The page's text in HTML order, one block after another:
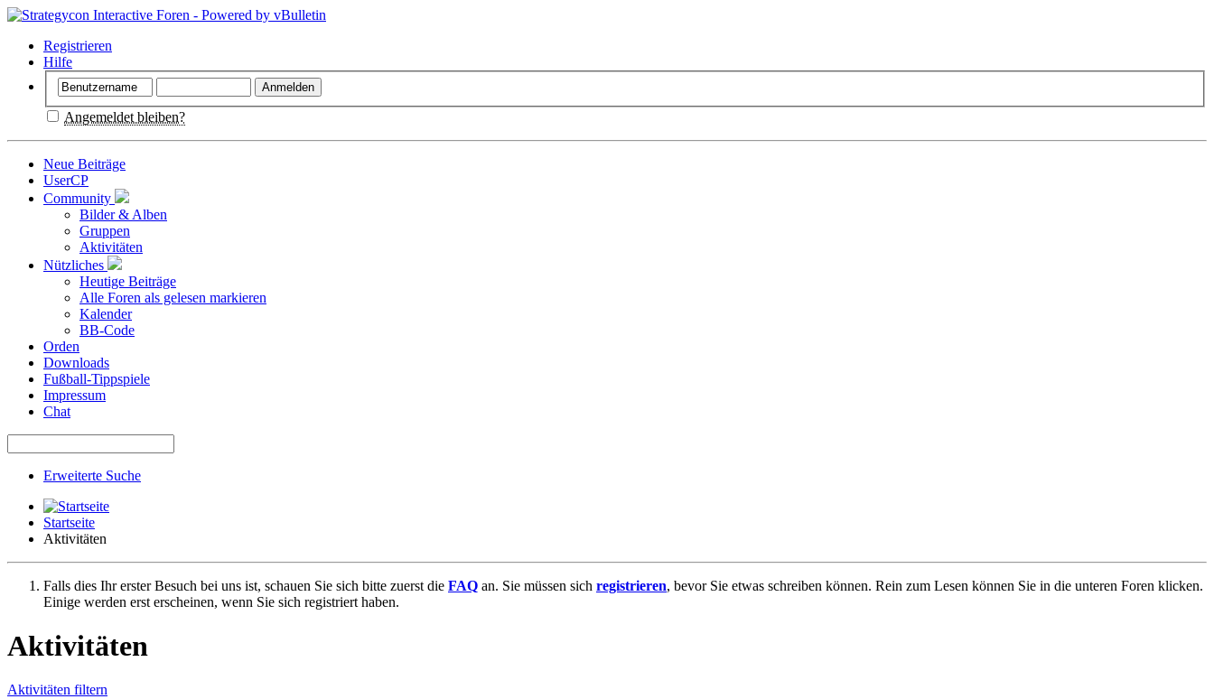
Registrieren
Hilfe
Angemeldet bleiben?
Neue Beiträge
UserCP
Community
Bilder & Alben
Gruppen
Aktivitäten
Nützliches
Heutige Beiträge
Alle Foren als gelesen markieren
Kalender
BB-Code
Orden
Downloads
Fußball-Tippspiele
Impressum
Chat
Erweiterte Suche
Startseite
Aktivitäten
Falls dies Ihr erster Besuch bei uns ist, schauen Sie sich bitte zuerst die FAQ an. Sie müssen sich registrieren, bevor Sie etwas schreiben können. Rein zum Lesen können Sie in die unteren Foren klicken.
Einige werden erst erscheinen, wenn Sie sich registriert haben.
Aktivitäten
Aktivitäten filtern